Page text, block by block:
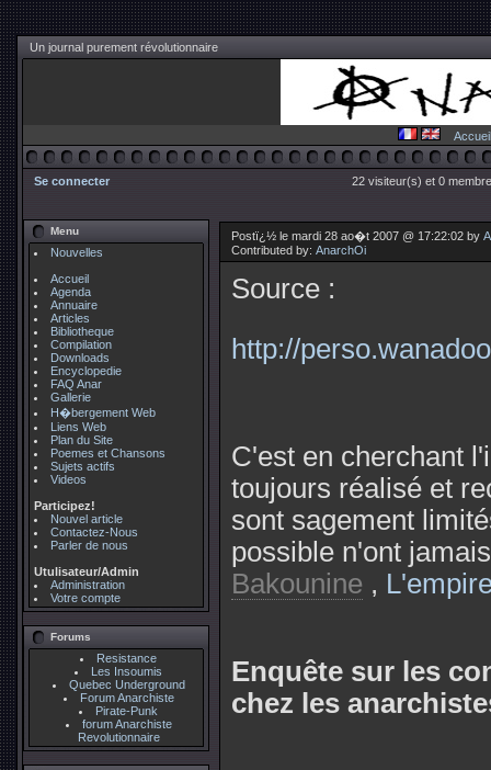
Un journal purement révolutionnaire
Accueil
Se connecter 22 visiteur(s) et 0
Menu
Nouvelles
Accueil
Agenda
Annuaire
Articles
Bibliotheque
Compilation
Downloads
Encyclopedie
FAQ Anar
Gallerie
H�bergement Web
Liens Web
Plan du Site
Poemes et Chansons
Sujets actifs
Videos
Participez!
Nouvel article
Contactez-Nous
Parler de nous
Utulisateur/Admin
Administration
Votre compte
Forums
Resistance
Les Insoumis
Quebec Underground
Forum Anarchiste
Pirate-Punk
forum Anarchiste
Revolutionnaire
Postï¿½ le mardi 28 ao�t 2007 @ 17:22:02 by
Contributed by: AnarchOi
Source :
http://
C'est en cherchant
toujours réalisé et
sont sagement
possible n'ont
Bakounine ,
Enquête sur les
chez les